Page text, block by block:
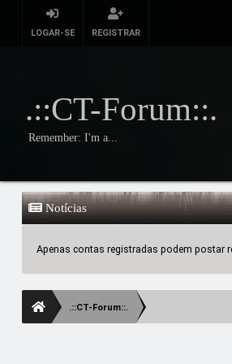
LOGAR-SE REGISTRAR
.::CT-Forum::.
Remember: I'm a...
Notícias
Apenas contas registradas podem postar
.::CT-Forum::.